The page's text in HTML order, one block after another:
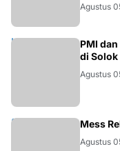
Agustus
DFAT
PMI
di Solok
Agustus
Mess
Agustus